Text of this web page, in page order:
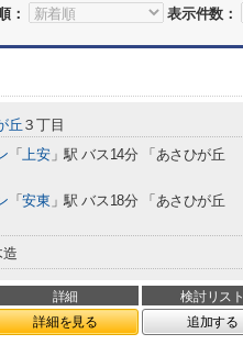
： 表示件数：
丘３丁目
「上安」駅 バス14分 「あさひが丘
「安東 」駅 バス18分 「あさひが丘
造
詳細
検討リスト
詳細を見る 追加する